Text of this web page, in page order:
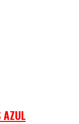
AZUL